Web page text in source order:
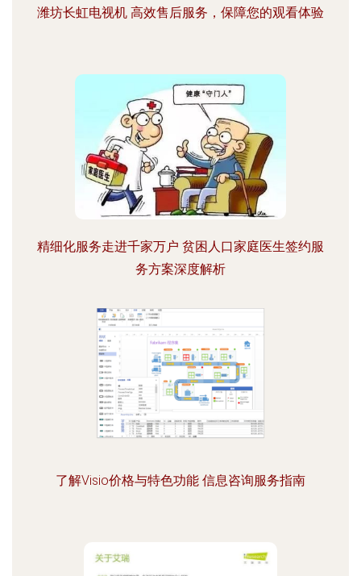
潍坊长虹电视机 高效售后服务，保障您的观看体验
精细化服务走进千家万户 贫困人口家庭医生签约服
务方案深度解析
了解Visio价格与特色功能 信息咨询服务指南